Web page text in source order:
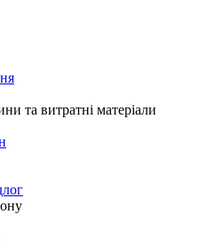
та витратні матеріали